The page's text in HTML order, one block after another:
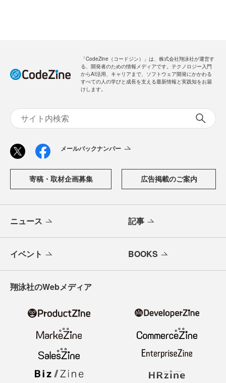
「CodeZine（コードジン）」は、株式会社翔泳社が運営す
る、開発者のための情報メディアです。テクノロジー入門
からAI活用、キャリアまで、ソフトウェア開発にかかわる
すべての人の学びと成長を支える最新情報と実践知をお届
けします。
メールバックナンバー
寄稿・取材企画募集 広告掲載のご案内
ニュース 記事
イベント BOOKS
翔泳社のWebメディア